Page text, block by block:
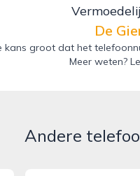
De
groot dat het
Meer weten?
Andere